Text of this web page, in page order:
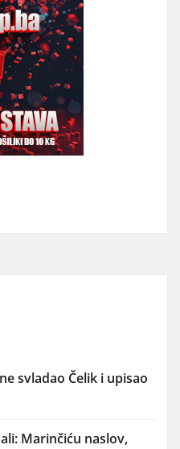
svladao Čelik i upisao
Marinčiću naslov,